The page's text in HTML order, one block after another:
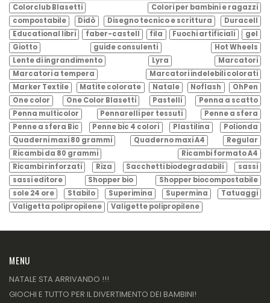
Colorclub Blasetti
Colori per bambini e ragazzi
compostabile
Didò Disegno tecnico e scrittura
Duracell
Educational libri
faber-castell fila Fuochi artificiali
gel
Giotto
guide consulenti
Hot Wheels
Lente di ingrandimento
Lyra
Marcatori
Marcatori a tempera
Marcatori indelebili colorati
Marker Textile
Matite colorate Natale Noflash
OhPen
One color
One Color Blasetti Pastelli
Penna a scatto
Penna multicolor
Pennarelli per tessuti
Penne a sfera
Penne a sfera Bic
Penne bic 4 colori Plastilina
Polionda
Quaderni maxi 80 grammi
Quaderno maxi A4
Regular
Ricambi da 80 grammi
Ricambi formato A4
Ricambi rinforzati
Riza Sacchetti biodegradabili
sassi
sassi editore
Shopper bio
Shopper biocompostabile
sole 24 ore
Stabilo Superimina Supermina
Tatuaggi
Valigetta polipropilene
Valigette polipropilene
MENU
NATALE STA ARRIVANDO !!!
GIOCHI E TUTTO PER IL DIVERTIMENTO DEI BAMBINI!